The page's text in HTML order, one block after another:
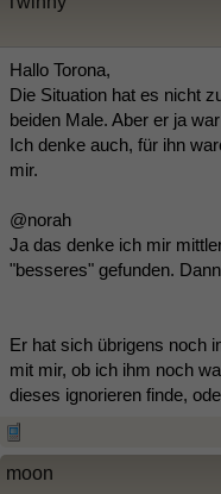
Hallo Torona,
Die Situation hat es nicht
beiden Male. Aber er ja
Ich denke auch, für ihn
mir.
@norah
Ja das denke ich mir
"besseres" gefunden.
Er hat sich übrigens noch
mit mir, ob ich ihm noch
dieses ignorieren finde,
moon